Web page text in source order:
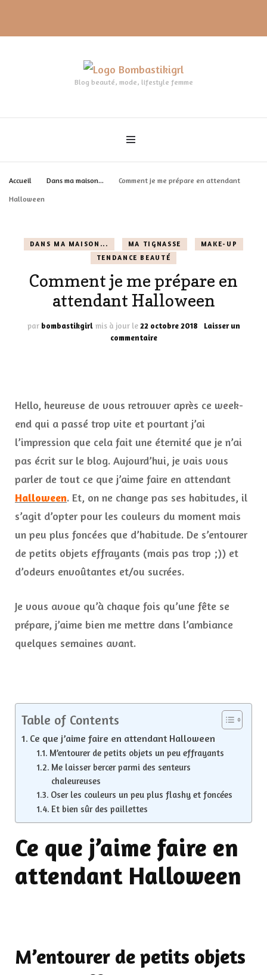
Blog beauté, mode, lifestyle femme
Accueil Dans ma maison... Comment je me prépare en attendant
Halloween
DANS MA MAISON... MA TIGNASSE
MAKE-UP
TENDANCE BEAUTÉ
Comment je me prépare en
attendant Halloween
par bombastikgirl mis à jour le22 octobre 2018
Laisser un
commentairesur
attendant
Halloween
Hello, heureuse de vous retrouver après ce week-
end qui a passé trop vite et pourtant j’ai
l’impression que cela fait une éternité que je n’ai
pas écrit sur le blog. Aujourd’hui, je vais vous
parler de tout ce que j’aime faire en attendant
Halloween. Et, on ne change pas ses habitudes, il
s’agit d’opter pour les couleurs du moment mais
un peu plus foncées que d’habitude. De s’entourer
de petits objets effrayants (mais pas trop ;)) et
d’odeurs envoûtantes et/ou sucrées.
Je vous avoue qu’à chaque fois qu’une fête se
prépare, j’aime bien me mettre dans l’ambiance
quelques semaines avant.
Table of Contents
Ce que j’aime faire en attendant Halloween
M’entourer de petits objets un peu effrayants
Me laisser bercer parmi des senteurs
chaleureuses
Oser les couleurs un peu plus flashy et foncées
Et bien sûr des paillettes
Ce que j’aime faire en
attendant Halloween
M’entourer de petits objets